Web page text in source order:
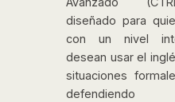
diseñado para
con un nivel
desean usar el
situaciones
defendiendo